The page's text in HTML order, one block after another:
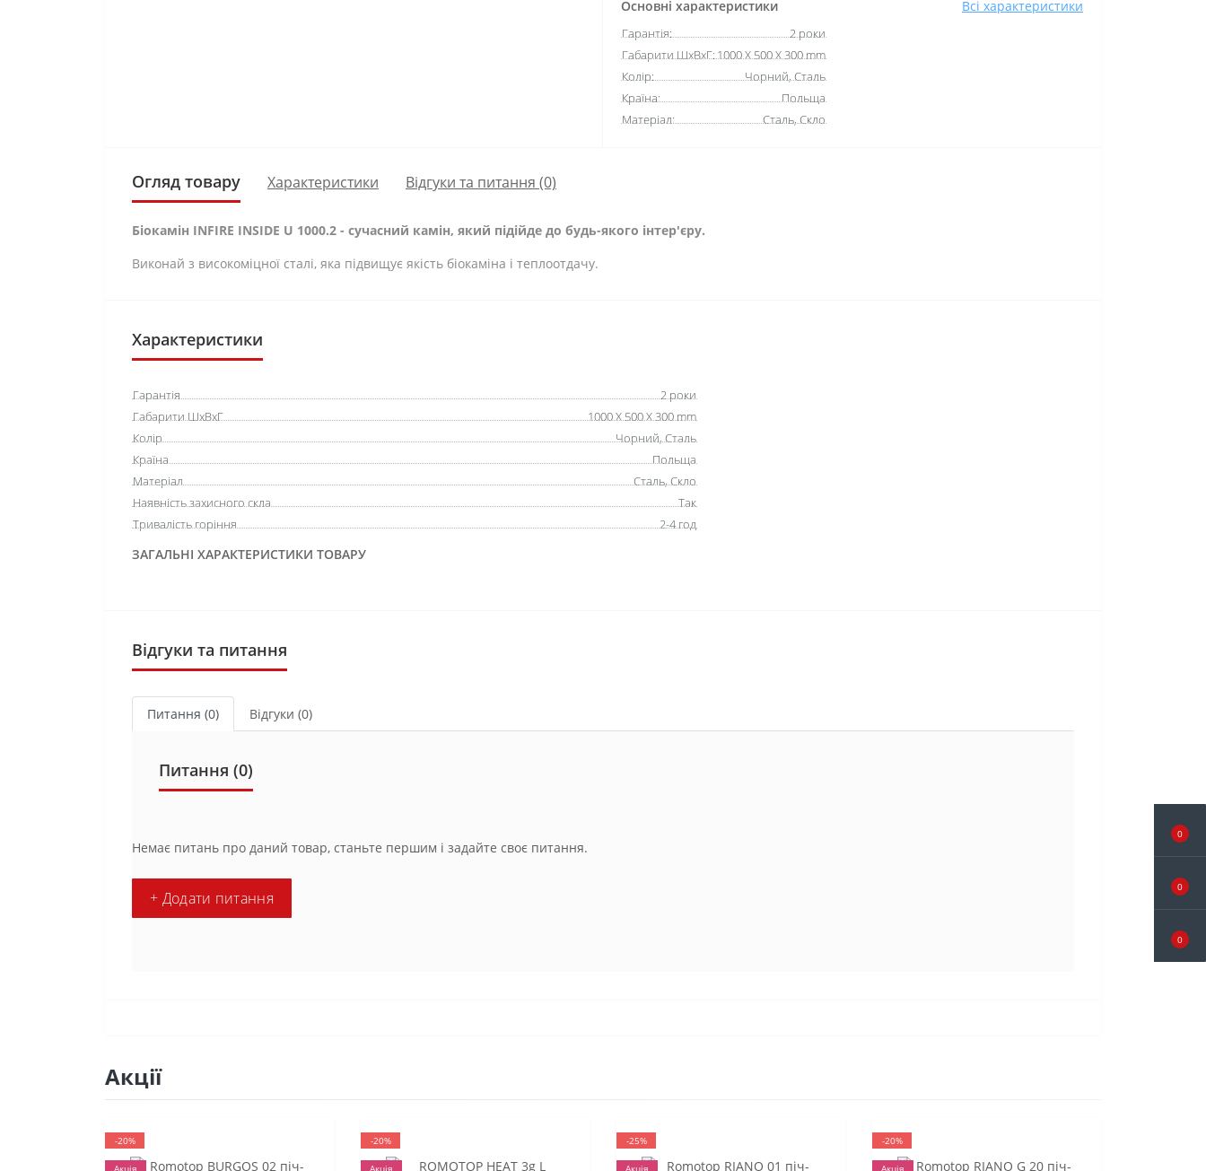
0
0
0
Основні характеристики Всі характеристики
Гарантія:
2 роки
Габарити ШхВхГ:1000 X 500 X 300 mm
Колір:
Чорний, Сталь
Країна:
Польща
Матеріал:
Сталь, Скло
Огляд товару Характеристики Відгуки та питання (0)
Біокамін INFIRE INSIDE U 1000.2 - сучасний камін, який підійде до будь-якого інтер'єру.
Виконай з високоміцної сталі, яка підвищує якість біокаміна і теплоотдачу.
Характеристики
ЗАГАЛЬНІ ХАРАКТЕРИСТИКИ ТОВАРУ
Гарантія
2 роки
Габарити ШхВхГ
1000 X 500 X 300 mm
Колір
Чорний, Сталь
Країна
Польща
Матеріал
Сталь, Скло
Наявність захисного скла
Так
Тривалість горіння
2-4 год
Відгуки та питання
Питання (0) Відгуки (0)
Питання (0)
Немає питань про даний товар, станьте першим і задайте своє питання.
+ Додати питання
Акції
-20%
Акція
-20%
Акція
-25%
Акція
-20%
Акція